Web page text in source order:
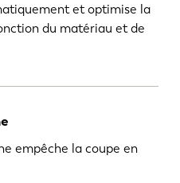
et optimise la
du matériau et de
empêche la coupe en